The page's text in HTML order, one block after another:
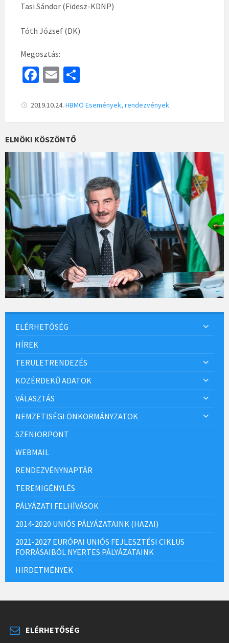
Tasi Sándor (Fidesz-KDNP)
Tóth József (DK)
Megosztás:
Fa
b
o
o
k
E
ai
l
ar
e
2019.10.24. HBMÖ Események, rendezvények
ELNÖKI KÖSZÖNTŐ
ELÉRHETŐSÉG
HÍREK
TERÜLETRENDEZÉS
KÖZÉRDEKŰ ADATOK
VÁLASZTÁS
NEMZETISÉGI ÖNKORMÁNYZATOK
SZENIORPONT
WEBMAIL
RENDEZVÉNYNAPTÁR
TEREMIGÉNYLÉS
PÁLYÁZATI FELHÍVÁSOK
2014-2020 UNIÓS PÁLYÁZATAINK (HAZAI)
2021-2027 EURÓPAI UNIÓS FEJLESZTÉSI CIKLUS
FORRÁSAIBÓL NYERTES PÁLYÁZATAINK
HIRDETMÉNYEK
ELÉRHETŐSÉG